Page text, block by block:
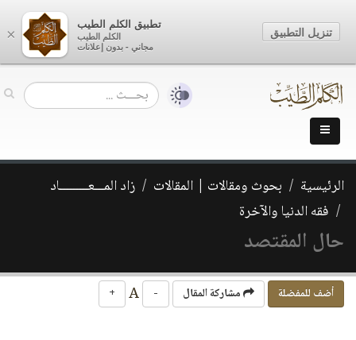
الرئيسية بحوث ومقالات | المقالات
زاد المـــعـــــــــاد
فقه الدنيا والآخرة
حال المقتصد
أضف للمفضلة مشاركة المقال -
+
×
تطبيق الكلم الطيب
الكلم الطيب
مجاني - بدون إعلانات
تنزيل التطبيق